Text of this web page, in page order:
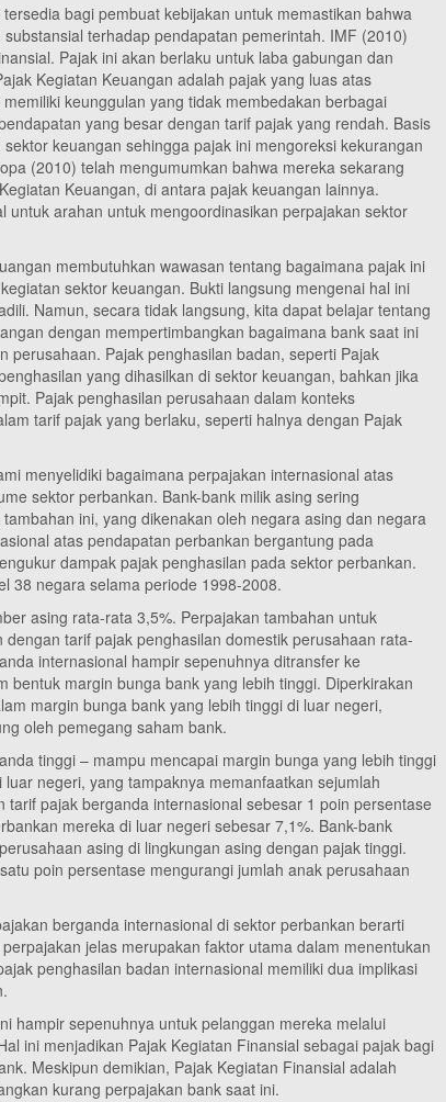
bagi pembuat kebijakan untuk memastikan bahwa
terhadap pendapatan pemerintah. IMF (2010)
Pajak ini akan berlaku untuk laba gabungan dan
Kegiatan Keuangan adalah pajak yang luas atas
keunggulan yang tidak membedakan berbagai
yang besar dengan tarif pajak yang rendah. Basis
keuangan sehingga pajak ini mengoreksi kekurangan
(2010) telah mengumumkan bahwa mereka sekarang
Keuangan, di antara pajak keuangan lainnya.
arahan untuk mengoordinasikan perpajakan sektor
membutuhkan wawasan tentang bagaimana pajak ini
sektor keuangan. Bukti langsung mengenai hal ini
Namun, secara tidak langsung, kita dapat belajar tentang
dengan mempertimbangkan bagaimana bank saat ini
perusahaan. Pajak penghasilan badan, seperti Pajak
yang dihasilkan di sektor keuangan, bahkan jika
Pajak penghasilan perusahaan dalam konteks
tarif pajak yang berlaku, seperti halnya dengan Pajak
menyelidiki bagaimana perpajakan internasional atas
sektor perbankan. Bank-bank milik asing sering
ini, yang dikenakan oleh negara asing dan negara
atas pendapatan perbankan bergantung pada
dampak pajak penghasilan pada sektor perbankan.
38 negara selama periode 1998-2008.
asing rata-rata 3,5%. Perpajakan tambahan untuk
tarif pajak penghasilan domestik perusahaan rata-
internasional hampir sepenuhnya ditransfer ke
margin bunga bank yang lebih tinggi. Diperkirakan
margin bunga bank yang lebih tinggi di luar negeri,
oleh pemegang saham bank.
tinggi – mampu mencapai margin bunga yang lebih tinggi
negeri, yang tampaknya memanfaatkan sejumlah
pajak berganda internasional sebesar 1 poin persentase
mereka di luar negeri sebesar 7,1%. Bank-bank
asing di lingkungan asing dengan pajak tinggi.
poin persentase mengurangi jumlah anak perusahaan
berganda internasional di sektor perbankan berarti
jelas merupakan faktor utama dalam menentukan
penghasilan badan internasional memiliki dua implikasi
hampir sepenuhnya untuk pelanggan mereka melalui
ini menjadikan Pajak Kegiatan Finansial sebagai pajak bagi
Meskipun demikian, Pajak Kegiatan Finansial adalah
kurang perpajakan bank saat ini.